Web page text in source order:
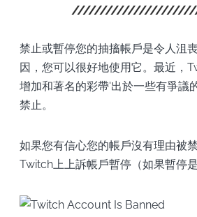
禁止或暫停您的抽搐帳戶是令人沮
因，您可以很好地使用它。最近，
增加和著名的彩帶'出於一些有爭議
禁止。
如果您有信心您的帳戶沒有理由被
Twitch上上訴帳戶暫停（如果暫停是